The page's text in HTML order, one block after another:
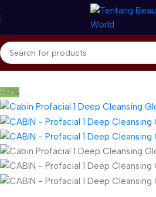
Beranda Cabin Profacial
-17%